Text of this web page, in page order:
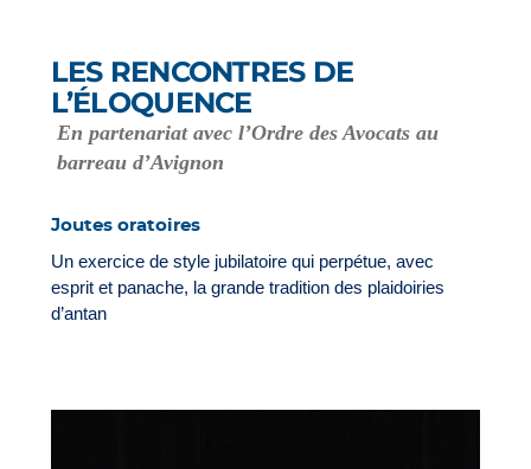
LES RENCONTRES DE
L’ÉLOQUENCE
En partenariat avec l’Ordre des Avocats au
barreau d’Avignon
Joutes oratoires
Un exercice de style jubilatoire qui perpétue, avec
esprit et panache, la grande tradition des plaidoiries
d’antan